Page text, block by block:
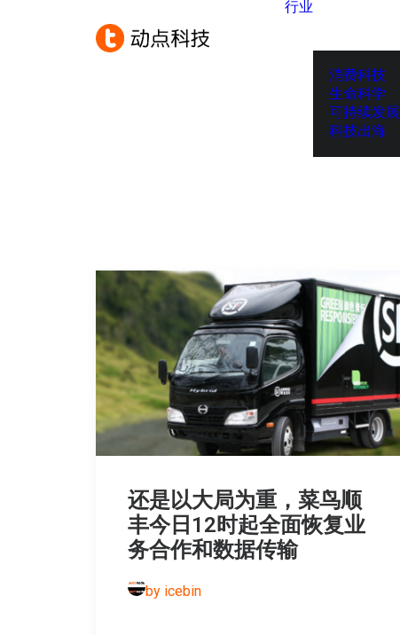
行业
消费科技
生命科学
可持续发展
科技出海
还是以大局为重，菜鸟顺
丰今日12时起全面恢复业
务合作和数据传输
by icebin